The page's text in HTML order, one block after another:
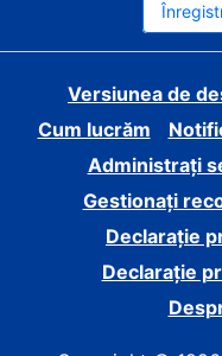
Versiunea de
Cum lucrăm
Administrați
Gestionați
Declarație
Declarație